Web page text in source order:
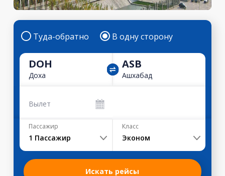
Туда-обратно В одну сторону
DOH
Доха
ASB
Ашхабад
Вылет
Пассажир
1 Пассажир
Класс
Эконом
Искать рейсы